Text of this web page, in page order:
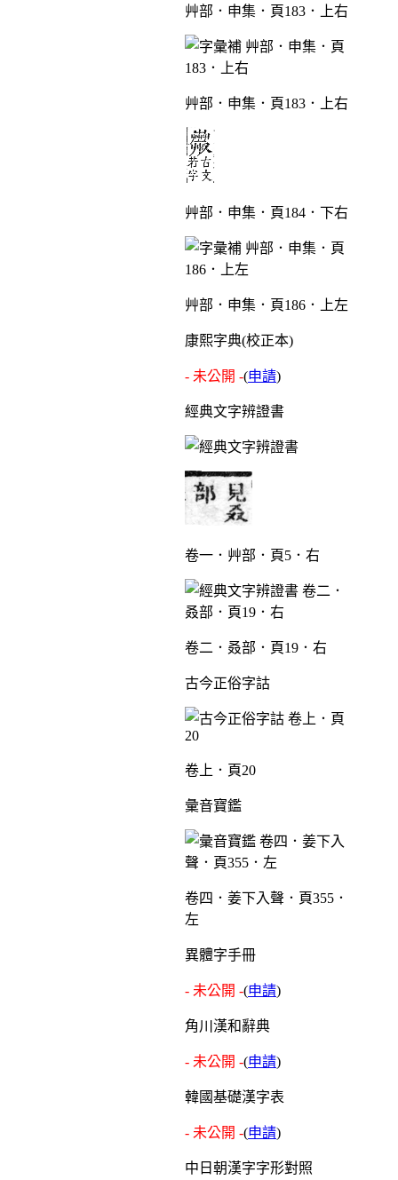
艸部．申集．頁183．上右
艸部．申集．頁183．上右
艸部．申集．頁184．下右
艸部．申集．頁186．上左
康熙字典(校正本)
- 未公開 -(申請)
經典文字辨證書
卷一．艸部．頁5．右
卷二．叒部．頁19．右
古今正俗字詁
卷上．頁20
彙音寶鑑
卷四．姜下入聲．頁355．
左
異體字手冊
- 未公開 -(申請)
角川漢和辭典
- 未公開 -(申請)
韓國基礎漢字表
- 未公開 -(申請)
中日朝漢字字形對照